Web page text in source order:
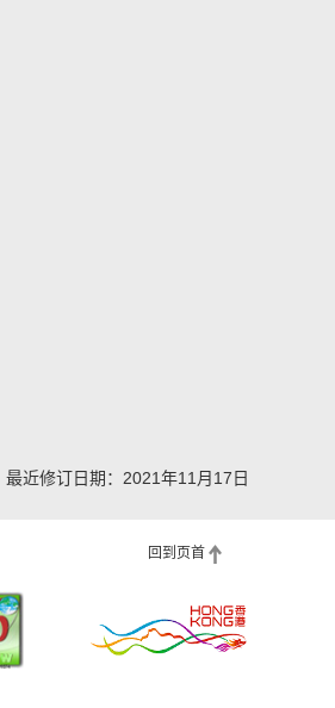
最近修订日期：2021年11月17日
回到页首